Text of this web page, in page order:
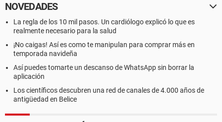
NOVEDADES
La regla de los 10 mil pasos. Un cardiólogo explicó lo que es
realmente necesario para la salud
¡No caigas! Así es como te manipulan para comprar más en
temporada navideña
Así puedes tomarte un descanso de WhatsApp sin borrar la
aplicación
Los científicos descubren una red de canales de 4.000 años de
antigüedad en Belice